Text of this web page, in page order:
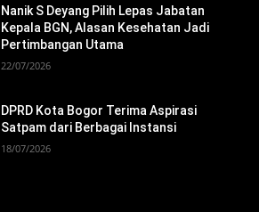
Nanik S Deyang Pilih Lepas Jabatan
Kepala BGN, Alasan Kesehatan Jadi
Pertimbangan Utama
22/07/2026
DPRD Kota Bogor Terima Aspirasi
Satpam dari Berbagai Instansi
18/07/2026